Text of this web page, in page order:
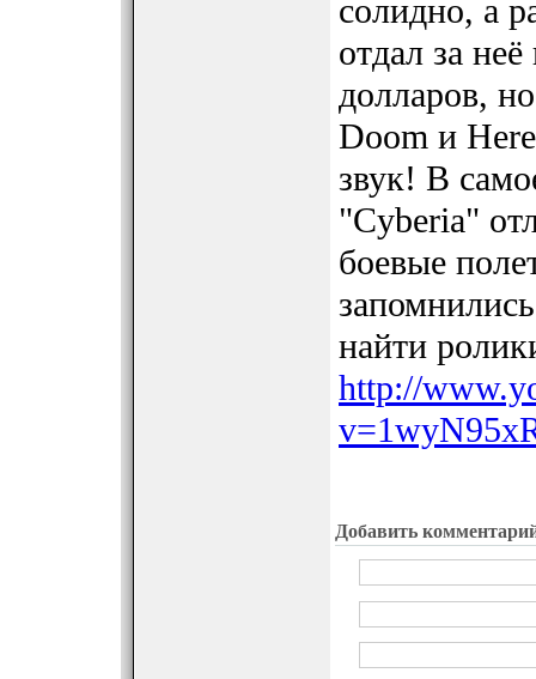
солидно, а
отдал за
долларов,
Doom и
звук! В
"Cyberia"
боевые
найти
http://
Добавить